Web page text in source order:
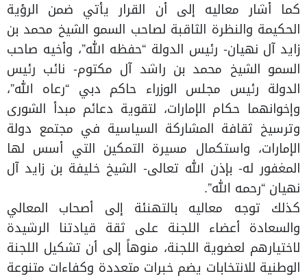
كما أشار معاليه إلى أن القرار يأتي ضمن الرؤية
الحكيمة والنظرة الثاقبة لصاحب السمو الشيخ محمد بن
زايد آل نهيان- رئيس الدولة “حفظه الله”، وأخيه صاحب
السمو الشيخ محمد بن راشد آل مكتوم- نائب رئيس
الدولة رئيس مجلس الوزراء حاكم دبي “رعاه الله”،
وإخوانهما حكام الإمارات، لتقوية دعائم مبدأ الشورى
وترسيخ ثقافة المشاركة السياسية في مجتمع دولة
الإمارات، واستكمال مسيرة التمكين التي أسس لها
المغفور له- بإذن الله تعالى- الشيخ خليفة بن زايد آل
نهيان “رحمه الله”.
كذلك توجه معاليه بالتهنئة إلى أصحاب المعالي
والسعادة أعضاء اللجنة على ثقة قيادتنا الرشيدة
لاختيارهم لعضوية اللجنة، منوهاً إلى أن تشكيل اللجنة
الوطنية للانتخابات يضم خبرات متعددة وكفاءات متنوعة